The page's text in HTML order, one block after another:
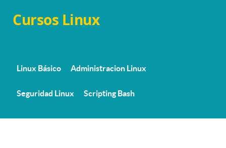
Cursos Linux
Linux Básico Administracion Linux
Seguridad Linux Scripting Bash